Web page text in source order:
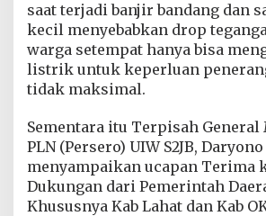
saat terjadi banjir bandang dan
kecil menyebabkan drop
warga setempat hanya bisa
listrik untuk keperluan
tidak maksimal.
Sementara itu Terpisah General
PLN (Persero) UIW S2JB, Daryono
menyampaikan ucapan Terima
Dukungan dari Pemerintah
Khususnya Kab Lahat dan Kab